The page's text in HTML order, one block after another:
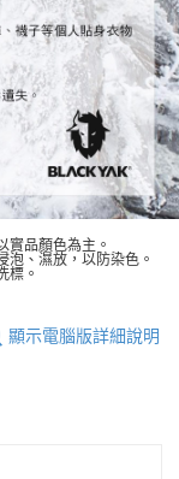
實品顏色為主。
泡、濕放，以防染色。
標。
顯示電腦版詳細說明